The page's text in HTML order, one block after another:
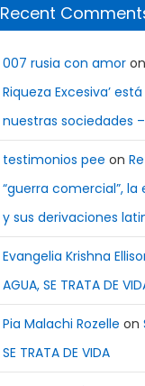
Recent
007 rusia con amor
Riqueza Excesiva’
nuestras sociedades
testimonios pee on
“guerra comercial”,
y sus derivaciones
Evangelia Krishna
AGUA, SE TRATA DE
Pia Malachi Rozelle on
SE TRATA DE VIDA